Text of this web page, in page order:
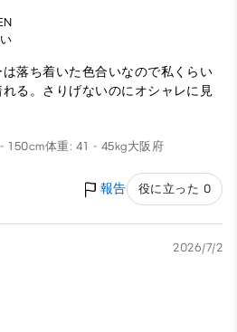
落ち着いた色合いなので私くらい
る。さりげないのにオシャレに見
150cm体重: 41 - 45kg大阪府
報告 役に立った 0
2026/7/2